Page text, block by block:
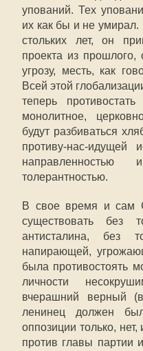
упований. Тех
их как бы и не
стольких лет, он
проекта из
угрозу, месть, как
Всей этой
теперь
монолитное,
будут разбиваться
противу-нас-идущей
толерантностью.
В свое время и сам
существовать без
антисталина, без
напирающей,
была противостоять
личности
вчерашний верный
ленинец должен
оппозиции только,
против главы партии